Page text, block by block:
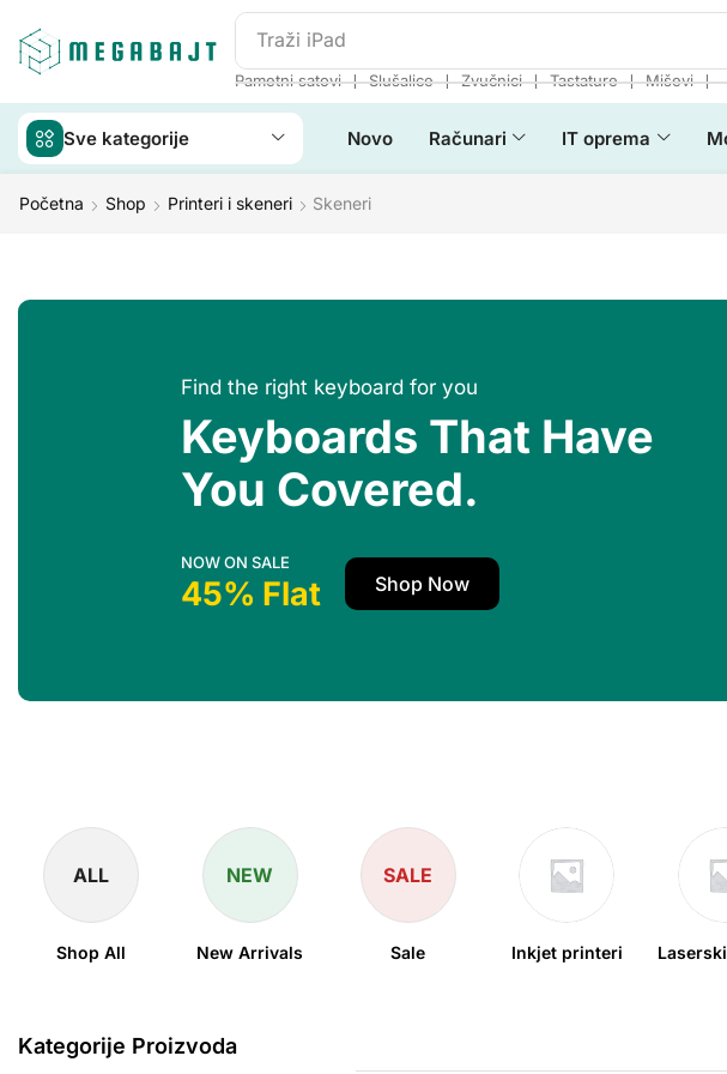
Traži iPad
Pametni satovi ❘ Slušalice ❘ Zvučnici ❘ Tastature ❘ Miševi ❘
Sve kategorije Novo Računari IT oprema
Početna Shop Printeri i skeneri Skeneri
Find the right keyboard for you
Keyboards That Have
You Covered.
NOW ON SALE
45% Flat Shop Now
ALL
Shop All
NEW
New Arrivals
SALE
Sale Inkjet printeri
Kategorije Proizvoda